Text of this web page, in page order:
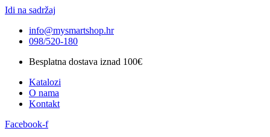
Idi na sadržaj
info@mysmartshop.hr
098/520-180
Besplatna dostava iznad 100€
Katalozi
O nama
Kontakt
Facebook-f